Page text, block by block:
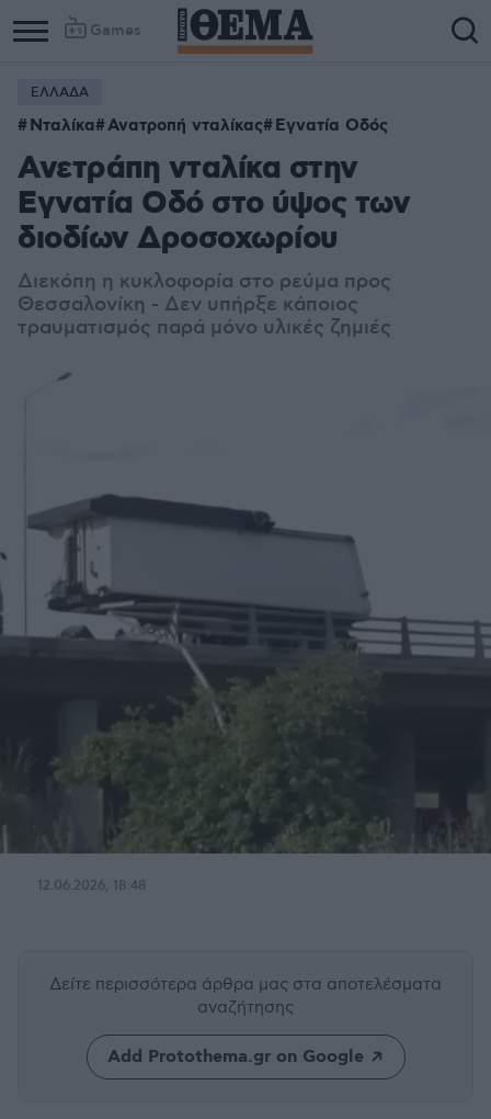
Games
ΕΛΛΑΔΑ
Νταλίκα Ανατροπή νταλίκας Εγνατία Οδός
Ανετράπη νταλίκα στην
Εγνατία Οδό στο ύψος των
διοδίων Δροσοχωρίου
Διεκόπη η κυκλοφορία στο ρεύμα προς
Θεσσαλονίκη - Δεν υπήρξε κάποιος
τραυματισμός παρά μόνο υλικές ζημιές
12.06.2026, 18:48
Δείτε περισσότερα άρθρα μας στα αποτελέσματα
αναζήτησης
Add Protothema.gr on Google